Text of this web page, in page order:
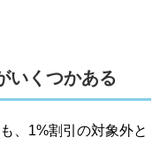
いくつかある
、1%割引の対象外と